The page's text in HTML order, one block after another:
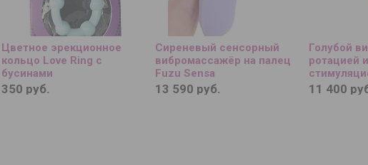
Цветное эрекционное
кольцо Love Ring с
бусинами
350 руб.
Сиреневый сенсорный
вибромассажёр на палец
Fuzu Sensa
13 590 руб.
Голубой
ротацией
Rosubi
11 400